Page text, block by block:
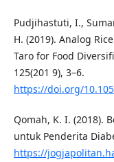
Pudjihastuti, I.,
H. (2019). Analog
Taro for Food
125(201 9), 3–6.
https://doi.org/
Qomah, K. I. (2018).
untuk Penderita
https://